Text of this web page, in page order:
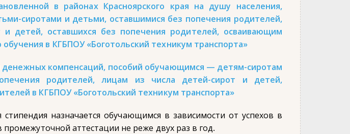
в районах Красноярского края на душу населения,
сиротами и детьми, оставшимися без попечения родителей,
детей, оставшихся без попечения родителей, осваивающим
в КГБПОУ «Боготольский техникум транспорта»
компенсаций, пособий обучающимся — детям-сиротам
родителей, лицам из числа детей-сирот и детей,
в КГБПОУ «Боготольский техникум транспорта»
стипендия назначается обучающимся в зависимости от успехов в
промежуточной аттестации не реже двух раз в год.